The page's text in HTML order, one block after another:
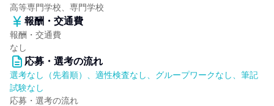
高等専門学校、専門学校
報酬・交通費
報酬・交通費
なし
応募・選考の流れ
選考なし（先着順）、適性検査なし、グループワークなし、筆記
試験なし
応募・選考の流れ